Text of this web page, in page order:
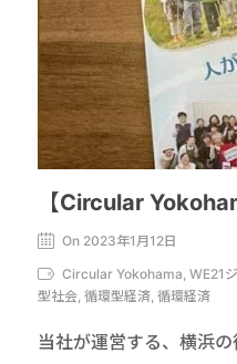
【Circular
On 2023年1月12日
Circular Yokohama, WE21
型社会, 循環型経済, 循環経済
当社が運営する、横浜